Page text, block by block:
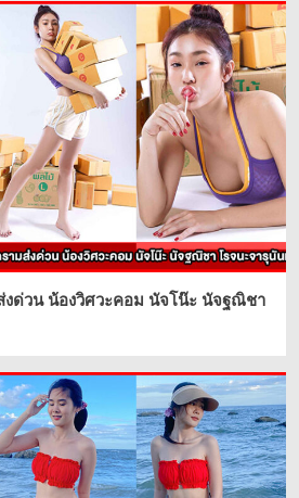
งด่วน น้องวิศวะคอม นัจโน๊ะ นัจฐณิชา